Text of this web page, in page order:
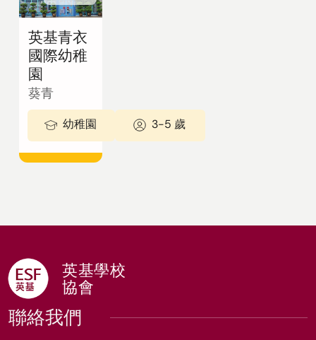
英基青衣
國際幼稚
園
葵青
幼稚園 3-5 歲
英基學校
協會
聯絡我們